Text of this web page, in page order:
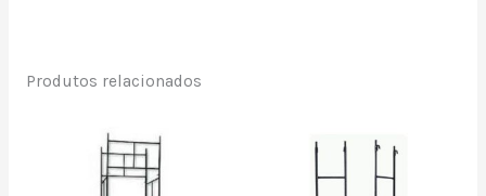
Produtos relacionados